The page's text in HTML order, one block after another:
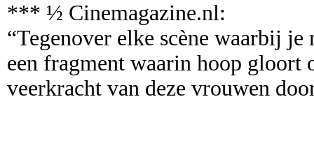
*** ½ Cinemagazine.nl:
“Tegenover elke scène waarbij
een fragment waarin hoop gloort
veerkracht van deze vrouwen